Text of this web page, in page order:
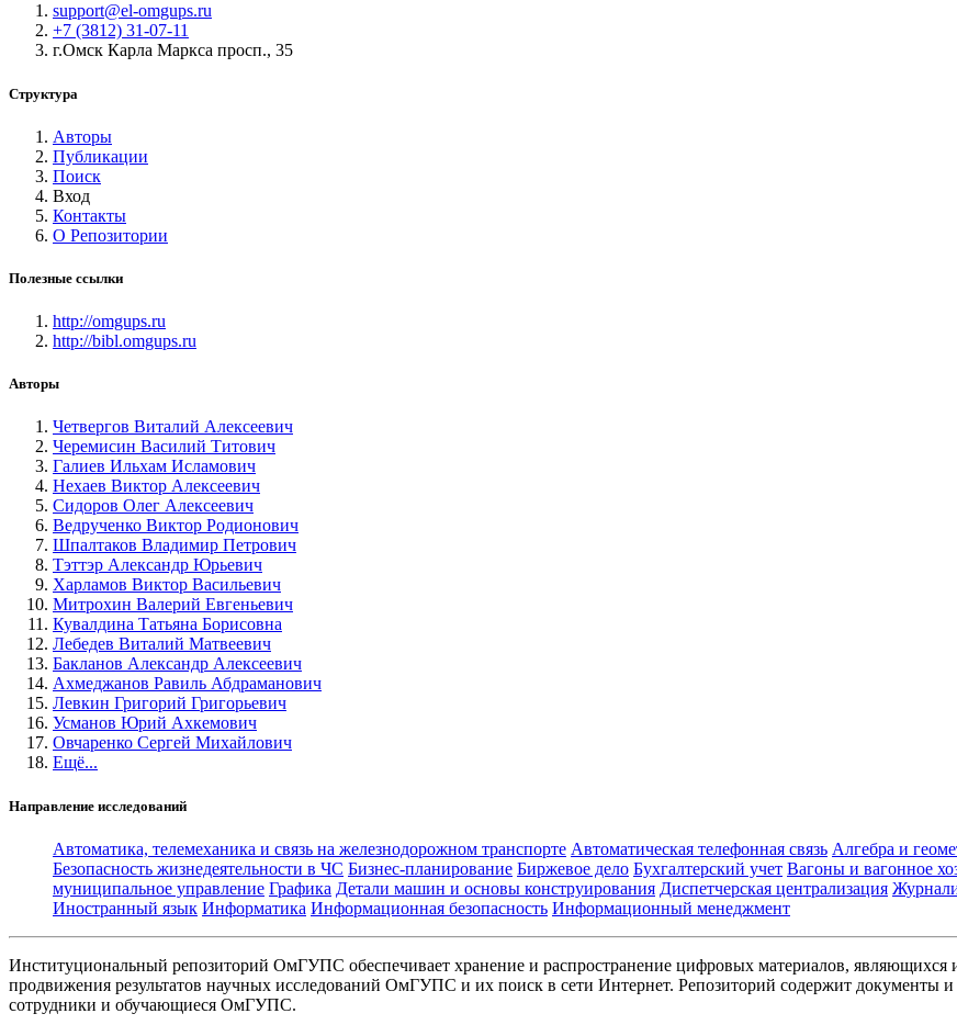
support@el-omgups.ru
+7 (3812) 31-07-11
г.Омск Карла Маркса просп., 35
Структура
Авторы
Публикации
Поиск
Вход
Контакты
О Репозитории
Полезные ссылки
http://omgups.ru
http://bibl.omgups.ru
Авторы
Четвергов Виталий Алексеевич
Черемисин Василий Титович
Галиев Ильхам Исламович
Нехаев Виктор Алексеевич
Сидоров Олег Алексеевич
Ведрученко Виктор Родионович
Шпалтаков Владимир Петрович
Тэттэр Александр Юрьевич
Харламов Виктор Васильевич
Митрохин Валерий Евгеньевич
Кувалдина Татьяна Борисовна
Лебедев Виталий Матвеевич
Бакланов Александр Алексеевич
Ахмеджанов Равиль Абдраманович
Левкин Григорий Григорьевич
Усманов Юрий Ахкемович
Овчаренко Сергей Михайлович
Ещё...
Направление исследований
Автоматика, телемеханика и связь на железнодорожном транспорте Автоматическая телефонная связь Алгебра и
Безопасность жизнедеятельности в ЧС Бизнес-планирование Биржевое дело Бухгалтерский учет Вагоны и вагонное
муниципальное управление Графика Детали машин и основы конструирования Диспетчерская централизация
Иностранный язык Информатика Информационная безопасность Информационный менеджмент
Институциональный репозиторий ОмГУПС обеспечивает хранение и распространение цифровых материалов,
продвижения результатов научных исследований ОмГУПС и их поиск в сети Интернет. Репозиторий содержит документы
сотрудники и обучающиеся ОмГУПС.